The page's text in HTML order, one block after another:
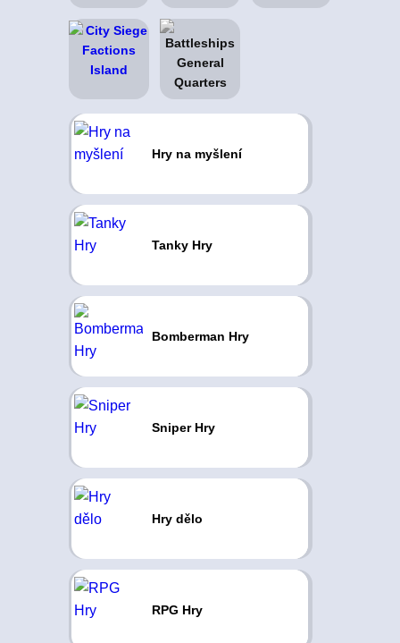
Hry na myšlení
Tanky Hry
Bomberman Hry
Sniper Hry
Hry dělo
RPG Hry